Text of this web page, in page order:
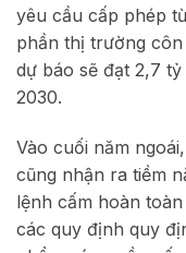
yêu cầu cấp phép
phần thị trường
dự báo sẽ đạt 2,7
2030.
Vào cuối năm
cũng nhận ra tiềm
lệnh cấm hoàn
các quy định quy